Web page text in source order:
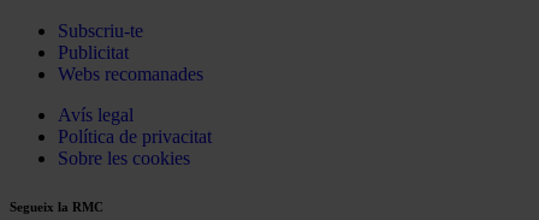
Subscriu-te
Publicitat
Webs recomanades
Avís legal
Política de privacitat
Sobre les cookies
Segueix la RMC